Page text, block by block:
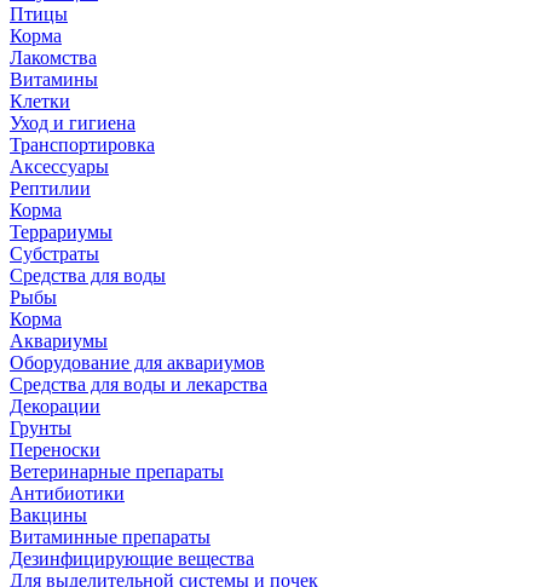
Птицы
Корма
Лакомства
Витамины
Клетки
Уход и гигиена
Транспортировка
Аксессуары
Рептилии
Корма
Террариумы
Субстраты
Средства для воды
Рыбы
Корма
Аквариумы
Оборудование для аквариумов
Средства для воды и лекарства
Декорации
Грунты
Переноски
Ветеринарные препараты
Антибиотики
Вакцины
Витаминные препараты
Дезинфицирующие вещества
Для выделительной системы и почек